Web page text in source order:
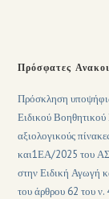
Πρόσφατες
Πρόσκληση
Ειδικού
αξιολογικούς
και1ΕΑ/2025 του
στην Ειδική Αγωγή
του άρθρου 62 του